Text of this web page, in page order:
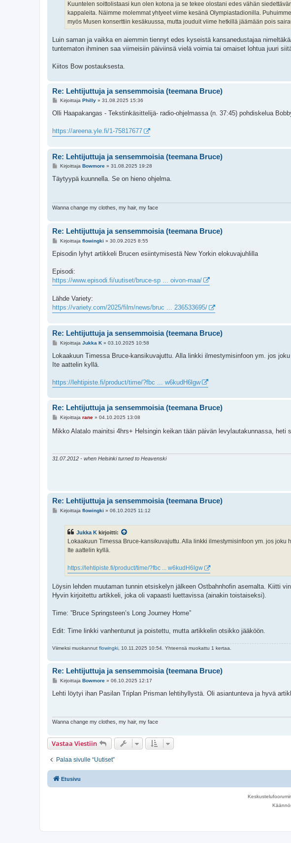
Kuuntelen soittolistaasi kun olen kotona ja se tekee olostani edes vähän
kappaleita. Näimme molemmat yhtyeet viime kesänä Olympiastadionilla.
myös Musen konserttiin kesäkuussa, mutta jouduit viime hetkillä jäämään pois
Luin saman ja vaikka en aiemmin tiennyt edes kyseistä kansanedustajaa
tuntematon ihminen saa viimeisiin päiviinsä vielä voimia tai omaiset lohtua juuri
Kiitos Bow postauksesta.
Re: Lehtijuttuja ja sensemmoisia (teemana Bruce)
V
e
i
Kirjoittaja Philly» 31.08.2025 15:36
Olli Haapakangas - Tekstinkäsittelijä- radio-ohjelmassa (n. 37:45) pohdiskelua
https://areena.yle.fi/1-75817677
Re: Lehtijuttuja ja sensemmoisia (teemana Bruce)
V
e
s
Kirjoittaja Bowmore» 31.08.2025 19:28
Täytyypä kuunnella. Se on hieno ohjelma.
Wanna change my clothes, my hair, my face
Re: Lehtijuttuja ja sensemmoisia (teemana Bruce)
V
e
i
Kirjoittaja flowingki » 30.09.2025 8:55
Episodin lyhyt artikkeli Brucen esiintymisestä New Yorkin elokuvajuhlilla
Episodi:
https://www.episodi.fi/uutiset/bruce-sp ... oivon-maa/
Lähde Variety:
https://variety.com/2025/film/news/bruc ... 236533695/
Re: Lehtijuttuja ja sensemmoisia (teemana Bruce)
V
e
t
Kirjoittaja Jukka K» 03.10.2025 10:58
Lokaakuun Timessa Bruce-kansikuvajuttu. Alla linkki ilmestymisinfoon ym. jos joku
Ite aattelin kyllä.
https://lehtipiste.fi/product/time/?fbc ... w6kudH6lgw
Re: Lehtijuttuja ja sensemmoisia (teemana Bruce)
V
e
s
Kirjoittaja rane» 04.10.2025 13:08
Mikko Alatalo mainitsi 4hrs+ Helsingin keikan tään päivän levylautakunnassa, heti
31.07.2012 - when Helsinki turned to Heavenski
Re: Lehtijuttuja ja sensemmoisia (teemana Bruce)
VKirjoittaja flowingki » 06.10.2025 11:12
Jukka K kirjoitti:
Lokaakuun Timessa Bruce-kansikuvajuttu. Alla linkki ilmestymisinfoon ym. jos joku
Ite aattelin kyllä.
https://lehtipiste.fi/product/time/?fbc ... w6kudH6lgw
Löysin lehden muutaman tunnin etsiskelyn jälkeen Ostbahnhofin asemalta. Kiitti
Hyvin kirjoitettu artikkeli, joka oli vapaasti luettavissa (ainakin toistaiseksi).
Time: ”Bruce Springsteen’s Long Journey Home”
Edit: Time linkki vanhentunut ja poistettu, mutta artikkelin otsikko jääköön.
Viimeksi muokannut flowingki , 10.11.2025 10:54. Yhteensä muokattu 1 kertaa.
Re: Lehtijuttuja ja sensemmoisia (teemana Bruce)
V
e
Kirjoittaja Bowmore» 06.10.2025 12:17
Lehti löytyi ihan Pasilan Triplan Prisman lehtihyllystä. Oli asiantunteva ja hyvä
Wanna change my clothes, my hair, my face
Vastaa Viestiin
Palaa sivulle “Uutiset”
Etusivu